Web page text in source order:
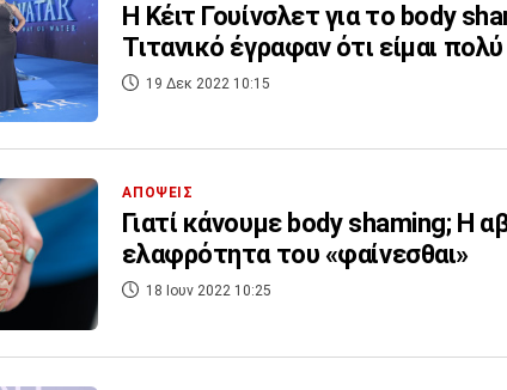
Η Κέιτ Γουίνσλετ για το body
Τιτανικό έγραφαν ότι είμαι
19 Δεκ 2022 10:15
ΑΠΟΨΕΙΣ
Γιατί κάνουμε body shaming; Η
ελαφρότητα του «φαίνεσθαι»
18 Ιουν 2022 10:25